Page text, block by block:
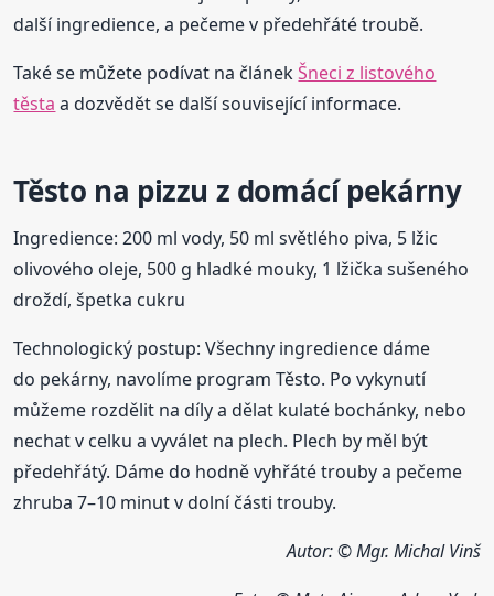
další ingredience, a pečeme v předehřáté troubě.
Také se můžete podívat na článekŠneci z listového
těsta a dozvědět se další související informace.
Těsto na pizzu z domácí pekárny
Ingredience: 200 ml vody, 50 ml světlého piva, 5 lžic
olivového oleje, 500 g hladké mouky, 1 lžička sušeného
droždí, špetka cukru
Technologický postup: Všechny ingredience dáme
do pekárny, navolíme program Těsto. Po vykynutí
můžeme rozdělit na díly a dělat kulaté bochánky, nebo
nechat v celku a vyválet na plech. Plech by měl být
předehřátý. Dáme do hodně vyhřáté trouby a pečeme
zhruba 7–10 minut v dolní části trouby.
Autor: © Mgr. Michal Vinš